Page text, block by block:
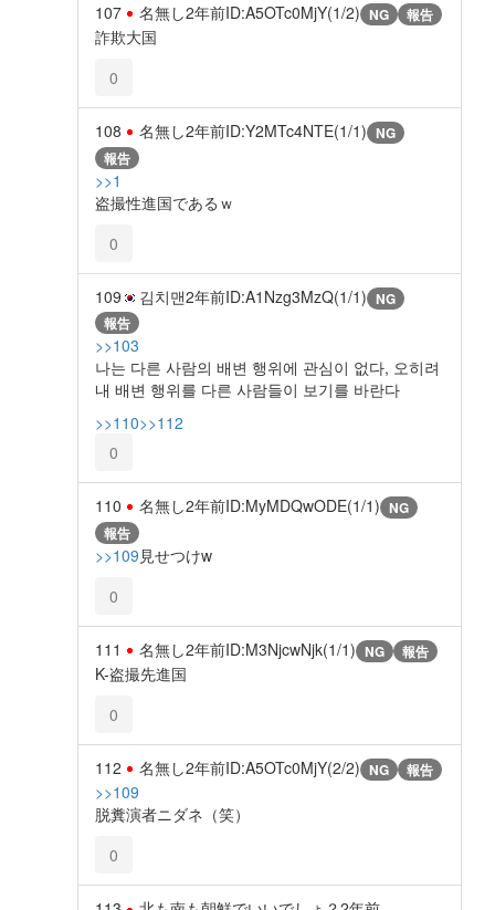
107 名無し2年前ID:A5OTc0MjY(1/2) NG 報告
詐欺大国
0
108 名無し2年前ID:Y2MTc4NTE(1/1) NG
報告
>>1
盗撮性進国であるｗ
0
109 김치맨2年前ID:A1Nzg3MzQ(1/1) NG
報告
>>103
나는 다른 사람의 배변 행위에 관심이 없다, 오히려
내 배변 행위를 다른 사람들이 보기를 바란다
>>110>>112
0
110 名無し2年前ID:MyMDQwODE(1/1) NG
報告
>>109 見せつけw
0
111 名無し2年前ID:M3NjcwNjk(1/1) NG 報告
K-盗撮先進国
0
112 名無し2年前ID:A5OTc0MjY(2/2) NG 報告
>>109
脱糞演者ニダネ（笑）
0